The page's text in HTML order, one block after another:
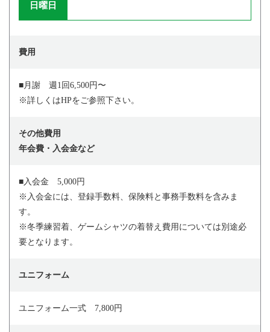
日曜日
費用
■月謝 週1回6,500円〜
※詳しくはHPをご参照下さい。
その他費用
年会費・入会金など
■入会金 5,000円
※入会金には、登録手数料、保険料と事務手数料を含みま
す。
※冬季練習着、ゲームシャツの着替え費用については別途必
要となります。
ユニフォーム
ユニフォーム一式 7,800円